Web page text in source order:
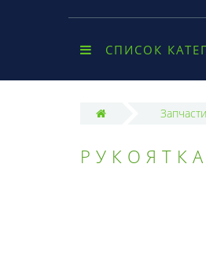
СПИСОК
РУКОЯТКА